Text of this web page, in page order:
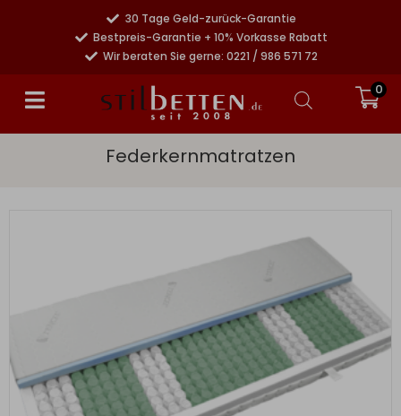
30 Tage Geld-zurück-Garantie
Bestpreis-Garantie + 10% Vorkasse Rabatt
Wir beraten Sie gerne: 0221 / 986 571 72
0
Federkernmatratzen